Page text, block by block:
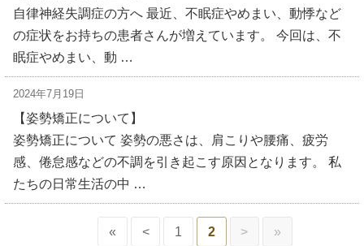
自律神経失調症の方へ 最近、不眠症やめまい、動悸など
の症状をお持ちの患者さんが増えています。 今回は、不
眠症やめまい、動 …
2024年7月19日
【姿勢矯正について】
姿勢矯正について 姿勢の悪さは、肩こりや腰痛、疲労
感、倦怠感などの不調を引き起こす原因となります。 私
たちの日常生活の中 …
« < 1 2 > »